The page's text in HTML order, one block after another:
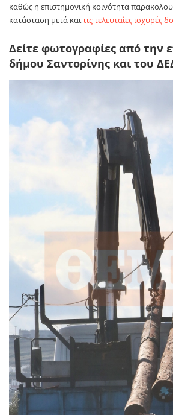
καθώς η επιστημονική κοινότητα
κατάσταση μετά καιτις τελευταίες ισχυρές
Δείτε φωτογραφίες από την
δήμου Σαντορίνης και του